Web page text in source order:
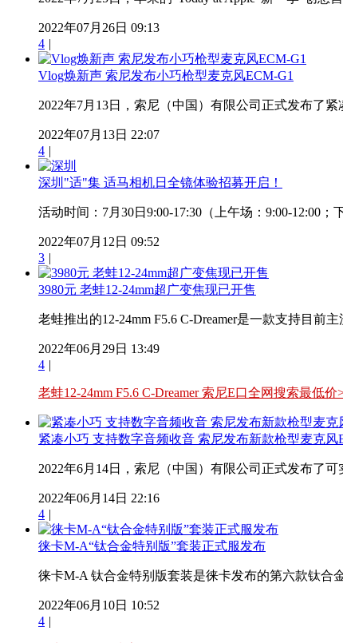
2022年07月26日 09:13
4 |
Vlog焕新声 索尼发布小巧枪型麦克风ECM-G1
2022年7月13日，索尼（中国）有限公司正式发布了
2022年07月13日 22:07
4 |
深圳"适"集 适马相机日全镜体验招募开启！
活动时间：7月30日9:00-17:30（上午场：9:00-12:00
2022年07月12日 09:52
3 |
3980元 老蛙12-24mm超广变焦现已开售
老蛙推出的12-24mm F5.6 C-Dreamer是一款支持目前
2022年06月29日 13:49
4 |
老蛙12-24mm F5.6 C-Dreamer 索尼E口全网搜索最低价
紧凑小巧 支持数字音频收音 索尼发布新款枪型麦克风
2022年6月14日，索尼（中国）有限公司正式发布了
2022年06月14日 22:16
4 |
徕卡M-A“钛合金特别版”套装正式服发布
徕卡M-A 钛合金特别版套装是徕卡发布的第六款钛合
2022年06月10日 10:52
4 |